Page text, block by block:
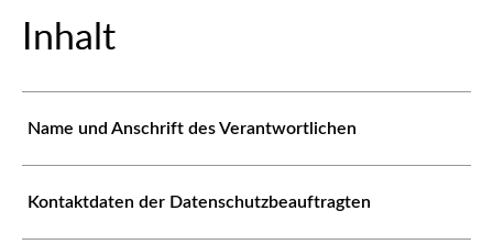
Inhalt
Name und Anschrift des Verantwortlichen
Kontaktdaten der Datenschutzbeauftragten